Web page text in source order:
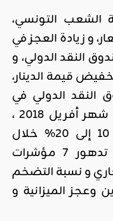
الشعب التونسي،
و زيادة العجز في
النقد الدولي، و
قيمة الدينار،
الدولي في
تونس، بيورن روثر، في بداية شهر أفريل 2018 ،
بتخفيض قيمة الدينار من 10 إلى 20% خلال
2018، وهو ما ساهم في تدهور 7 مؤشرات
و نسبة التضخم
وعجز الميزانية و